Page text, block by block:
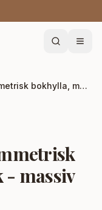
NOCNOI Puzzle asymmetrisk bokhylla, med 2 fack - massiv oljad ek (70x104)
- massiv